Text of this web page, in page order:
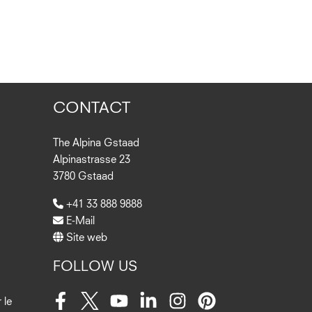
le
CONTACT
The Alpina Gstaad
Alpinastrasse 23
3780 Gstaad
+41 33 888 9888
E-Mail
Site web
FOLLOW US
FacebookTwitterYoutubeLinkedInInstagramPinterest